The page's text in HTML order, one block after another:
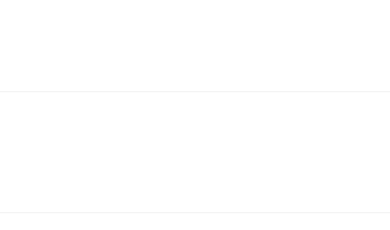
4010-022